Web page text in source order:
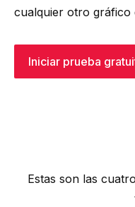
cualquier otro gráfico
Iniciar prueba
Estas son las